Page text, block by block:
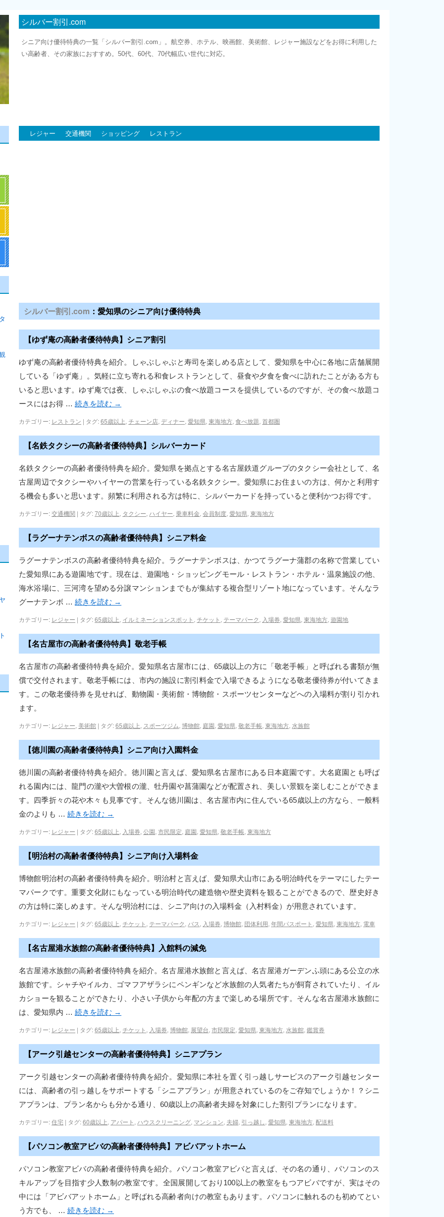
シルバー割引.com
シニア向け優待特典の一覧「シルバー割引.com」。航空券、ホテル、映画館、美術館、レジャー施設などをお得に利用した
い高齢者、その家族におすすめ。50代、60代、70代幅広い世代に対応。
レジャー 交通機関 ショッピング レストラン
シルバー割引.com ：愛知県のシニア向け優待特典
【ゆず庵の高齢者優待特典】シニア割引
ゆず庵の高齢者優待特典を紹介。しゃぶしゃぶと寿司を楽しめる店として、愛知県を中心に各地に店舗展開
している「ゆず庵」。気軽に立ち寄れる和食レストランとして、昼食や夕食を食べに訪れたことがある方も
いると思います。ゆず庵では夜、しゃぶしゃぶの食べ放題コースを提供しているのですが、その食べ放題コ
ースにはお得 … 続きを読む →
カテゴリー: レストラン | タグ:65歳以上, チェーン店, ディナー, 愛知県, 東海地方, 食べ放題, 首都圏
【名鉄タクシーの高齢者優待特典】シルバーカード
名鉄タクシーの高齢者優待特典を紹介。愛知県を拠点とする名古屋鉄道グループのタクシー会社として、名
古屋周辺でタクシーやハイヤーの営業を行っている名鉄タクシー。愛知県にお住まいの方は、何かと利用す
る機会も多いと思います。頻繁に利用される方は特に、シルバーカードを持っていると便利かつお得です。
カテゴリー:交通機関 | タグ:70歳以上, タクシー, ハイヤー, 乗車料金, 会員制度, 愛知県, 東海地方
【ラグーナテンボスの高齢者優待特典】シニア料金
ラグーナテンボスの高齢者優待特典を紹介。ラグーナテンボスは、かつてラグーナ蒲郡の名称で営業してい
た愛知県にある遊園地です。現在は、遊園地・ショッピングモール・レストラン・ホテル・温泉施設の他、
海水浴場に、三河湾を望める分譲マンションまでもが集結する複合型リゾート地になっています。そんなラ
グーナテンボ … 続きを読む →
カテゴリー: レジャー | タグ:65歳以上, イルミネーションスポット , チケット , テーマパーク, 入場券, 愛知県, 東海地方, 遊園地
【名古屋市の高齢者優待特典】敬老手帳
名古屋市の高齢者優待特典を紹介。愛知県名古屋市には、65歳以上の方に「敬老手帳」と呼ばれる書類が無
償で交付されます。敬老手帳には、市内の施設に割引料金で入場できるようになる敬老優待券が付いてきま
す。この敬老優待券を見せれば、動物園・美術館・博物館・スポーツセンターなどへの入場料が割り引かれ
ます。
カテゴリー: レジャー, 美術館 | タグ:65歳以上, スポーツジム, 博物館, 庭園, 愛知県, 敬老手帳, 東海地方, 水族館
【徳川園の高齢者優待特典】シニア向け入園料金
徳川園の高齢者優待特典を紹介。徳川園と言えば、愛知県名古屋市にある日本庭園です。大名庭園とも呼ば
れる園内には、龍門の瀧や大曽根の瀧、牡丹園や菖蒲園などが配置され、美しい景観を楽しむことができま
す。四季折々の花や木々も見事です。そんな徳川園は、名古屋市内に住んでいる65歳以上の方なら、一般料
金のよりも … 続きを読む →
カテゴリー: レジャー | タグ:65歳以上, 入場券, 公園, 市民限定, 庭園, 愛知県, 敬老手帳, 東海地方
【明治村の高齢者優待特典】シニア向け入場料金
博物館明治村の高齢者優待特典を紹介。明治村と言えば、愛知県犬山市にある明治時代をテーマにしたテー
マパークです。重要文化財にもなっている明治時代の建造物や歴史資料を観ることができるので、歴史好き
の方は特に楽しめます。そんな明治村には、シニア向けの入場料金（入村料金）が用意されています。
カテゴリー: レジャー | タグ:65歳以上, チケット , テーマパーク, バス, 入場券, 博物館, 団体利用, 年間パスポート , 愛知県, 東海地方, 電車
【名古屋港水族館の高齢者優待特典】入館料の減免
名古屋港水族館の高齢者優待特典を紹介。名古屋港水族館と言えば、名古屋港ガーデンふ頭にある公立の水
族館です。シャチやイルカ、ゴマフアザラシにペンギンなど水族館の人気者たちが飼育されていたり、イル
カショーを観ることができたり、小さい子供から年配の方まで楽しめる場所です。そんな名古屋港水族館に
は、愛知県内 … 続きを読む →
カテゴリー: レジャー | タグ:65歳以上, チケット , 入場券, 博物館, 展望台, 市民限定, 愛知県, 東海地方, 水族館, 鑑賞券
【アーク引越センターの高齢者優待特典】シニアプラン
アーク引越センターの高齢者優待特典を紹介。愛知県に本社を置く引っ越しサービスのアーク引越センター
には、高齢者の引っ越しをサポートする「シニアプラン」が用意されているのをご存知でしょうか！？シニ
アプランは、プラン名からも分かる通り、60歳以上の高齢者夫婦を対象にした割引プランになります。
カテゴリー:住宅 | タグ:60歳以上, アパート , ハウスクリーニング, マンション, 夫婦, 引っ越し, 愛知県, 東海地方, 配送料
【パソコン教室アビバの高齢者優待特典】アビバアットホーム
パソコン教室アビバの高齢者優待特典を紹介。パソコン教室アビバと言えば、その名の通り、パソコンのス
キルアップを目指す少人数制の教室です。全国展開しており100以上の教室をもつアビバですが、実はその
中には「アビバアットホーム」と呼ばれる高齢者向けの教室もあります。パソコンに触れるのも初めてとい
う方でも、 … 続きを読む →